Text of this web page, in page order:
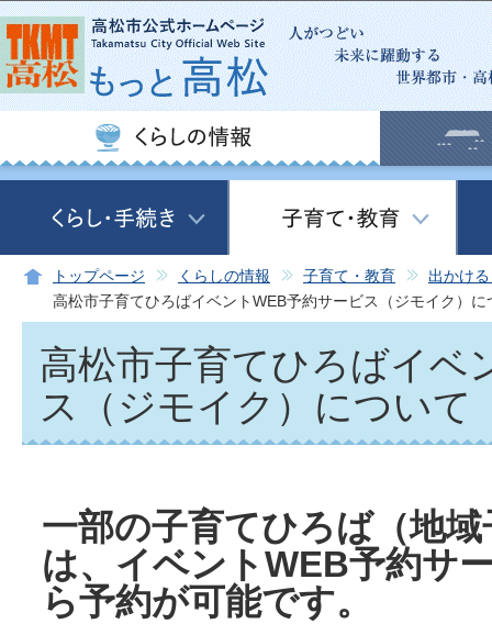
この
トップページ くらしの情報 子育て・教育
出かけ
高松市子育てひろばイベントWEB予約サービス（ジモイク）に
高松市子育てひろばイベ
ス（ジモイク）について
一部の子育てひろば（地
は、イベントWEB予約サ
ら予約が可能です。